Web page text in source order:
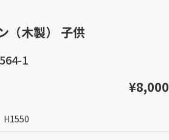
（木製） 子供
1
¥8,000
H1550